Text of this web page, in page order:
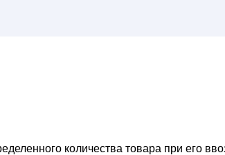
количества товара при его